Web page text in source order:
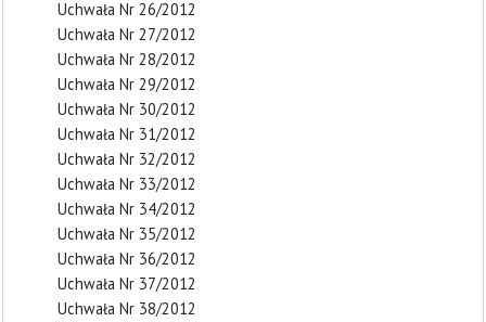
Uchwała Nr 26/2012
Uchwała Nr 27/2012
Uchwała Nr 28/2012
Uchwała Nr 29/2012
Uchwała Nr 30/2012
Uchwała Nr 31/2012
Uchwała Nr 32/2012
Uchwała Nr 33/2012
Uchwała Nr 34/2012
Uchwała Nr 35/2012
Uchwała Nr 36/2012
Uchwała Nr 37/2012
Uchwała Nr 38/2012